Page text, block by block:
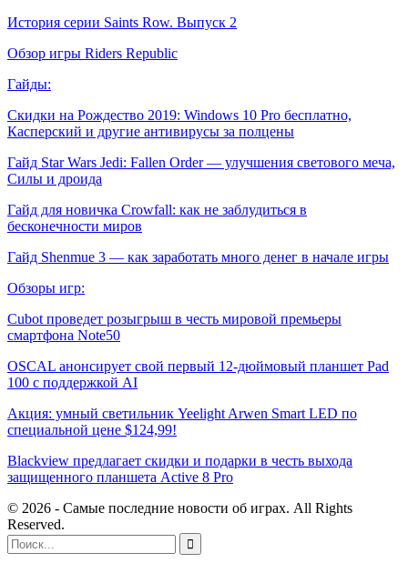
История серии Saints Row. Выпуск 2
Обзор игры Riders Republic
Гайды:
Скидки на Рождество 2019: Windows 10 Pro бесплатно,
Касперский и другие антивирусы за полцены
Гайд Star Wars Jedi: Fallen Order — улучшения светового меча,
Силы и дроида
Гайд для новичка Crowfall: как не заблудиться в
бесконечности миров
Гайд Shenmue 3 — как заработать много денег в начале игры
Обзоры игр:
Cubot проведет розыгрыш в честь мировой премьеры
смартфона Note50
OSCAL анонсирует свой первый 12-дюймовый планшет Pad
100 с поддержкой AI
Акция: умный светильник Yeelight Arwen Smart LED по
специальной цене $124,99!
Blackview предлагает скидки и подарки в честь выхода
защищенного планшета Active 8 Pro
© 2026 - Самые последние новости об играх. All Rights
Reserved.